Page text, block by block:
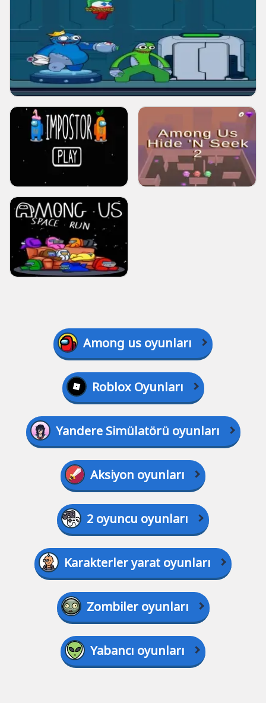
Among us oyunları
Roblox Oyunları
Yandere Simülatörü oyunları
Aksiyon oyunları
2 oyuncu oyunları
Karakterler yarat oyunları
Zombiler oyunları
Yabancı oyunları